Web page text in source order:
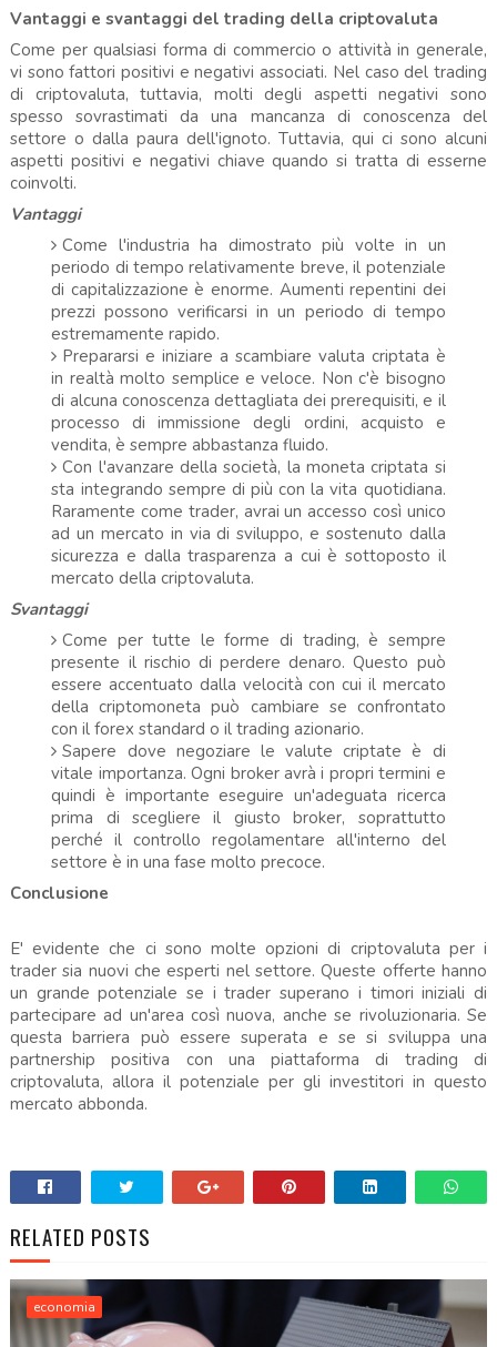
Vantaggi e svantaggi del trading della criptovaluta
Come per qualsiasi forma di commercio o attività in generale,
vi sono fattori positivi e negativi associati. Nel caso del trading
di criptovaluta, tuttavia, molti degli aspetti negativi sono
spesso sovrastimati da una mancanza di conoscenza del
settore o dalla paura dell'ignoto. Tuttavia, qui ci sono alcuni
aspetti positivi e negativi chiave quando si tratta di esserne
coinvolti.
Vantaggi
Come l'industria ha dimostrato più volte in un
periodo di tempo relativamente breve, il potenziale
di capitalizzazione è enorme. Aumenti repentini dei
prezzi possono verificarsi in un periodo di tempo
estremamente rapido.
Prepararsi e iniziare a scambiare valuta criptata è
in realtà molto semplice e veloce. Non c'è bisogno
di alcuna conoscenza dettagliata dei prerequisiti, e il
processo di immissione degli ordini, acquisto e
vendita, è sempre abbastanza fluido.
Con l'avanzare della società, la moneta criptata si
sta integrando sempre di più con la vita quotidiana.
Raramente come trader, avrai un accesso così unico
ad un mercato in via di sviluppo, e sostenuto dalla
sicurezza e dalla trasparenza a cui è sottoposto il
mercato della criptovaluta.
Svantaggi
Come per tutte le forme di trading, è sempre
presente il rischio di perdere denaro. Questo può
essere accentuato dalla velocità con cui il mercato
della criptomoneta può cambiare se confrontato
con il forex standard o il trading azionario.
Sapere dove negoziare le valute criptate è di
vitale importanza. Ogni broker avrà i propri termini e
quindi è importante eseguire un'adeguata ricerca
prima di scegliere il giusto broker, soprattutto
perché il controllo regolamentare all'interno del
settore è in una fase molto precoce.
Conclusione
E' evidente che ci sono molte opzioni di criptovaluta per i
trader sia nuovi che esperti nel settore. Queste offerte hanno
un grande potenziale se i trader superano i timori iniziali di
partecipare ad un'area così nuova, anche se rivoluzionaria. Se
questa barriera può essere superata e se si sviluppa una
partnership positiva con una piattaforma di trading di
criptovaluta, allora il potenziale per gli investitori in questo
mercato abbonda.
RELATED POSTS
economia